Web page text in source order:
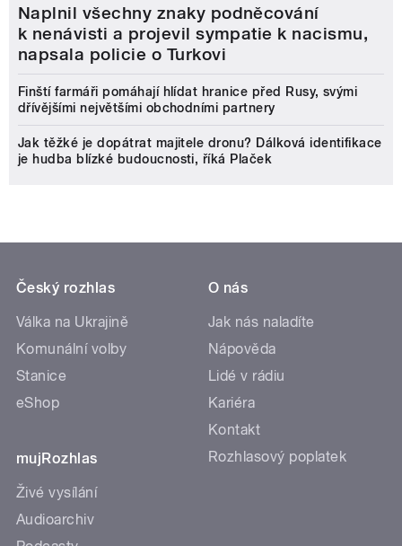
Naplnil všechny znaky podněcování
k nenávisti a projevil sympatie k nacismu,
napsala policie o Turkovi
Finští farmáři pomáhají hlídat hranice před Rusy, svými
dřívějšími největšími obchodními partnery
Jak těžké je dopátrat majitele dronu? Dálková identifikace
je hudba blízké budoucnosti, říká Plaček
Český rozhlas
Válka na Ukrajině
Komunální volby
Stanice
eShop
mujRozhlas
Živé vysílání
Audioarchiv
O nás
Jak nás naladíte
Nápověda
Lidé v rádiu
Kariéra
Kontakt
Rozhlasový poplatek